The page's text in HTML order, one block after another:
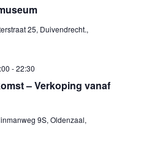
25, Duivendrecht.,
– Verkoping vanaf
-22:30
9S, Oldenzaal,